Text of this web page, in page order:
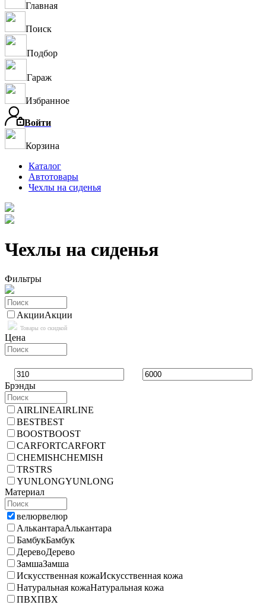
Главная
Поиск
Подбор
Гараж
Избранное
Войти
Корзина
Каталог
Автотовары
Чехлы на сиденья
Чехлы на сиденья
Фильтры
АкцииАкции
Товары со скидкой
Цена
Брэнды
AIRLINEAIRLINE
BESTBEST
BOOSTBOOST
CARFORTCARFORT
CHEMISHCHEMISH
TRSTRS
YUNLONGYUNLONG
Материал
велюрвелюр
АлькантараАлькантара
БамбукБамбук
ДеревоДерево
ЗамшаЗамша
Искусственная кожаИскусственная кожа
Натуральная кожаНатуральная кожа
ПВХПВХ